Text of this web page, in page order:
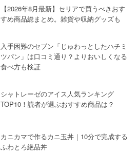
【2026年8月最新】セリアで買うべきおす
すめ商品総まとめ。雑貨や収納グッズも
入手困難のセブン「じゅわっとしたハチミ
ツパン」は口コミ通り？よりおいしくなる
食べ方も検証
シャトレーゼのアイス人気ランキング
TOP10！読者が選ぶおすすめ商品は？
カニカマで作るカニ玉丼｜10分で完成する
ふわとろ絶品丼